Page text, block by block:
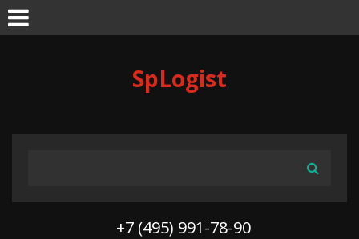
SpLogist
+7 (495) 991-78-90